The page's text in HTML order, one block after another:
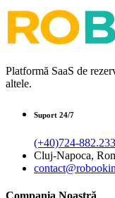
Platformă SaaS de
altele.
Suport 24/7
(+40)724-882.233
Cluj-Napoca,